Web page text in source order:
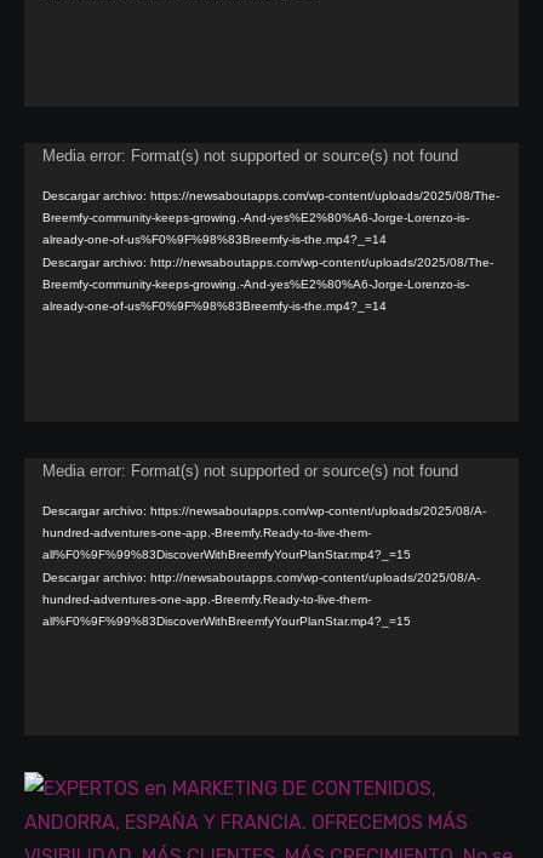
Reproductor
de
vídeo
Media error: Format(s) not supported or source(s) not found
Descargar archivo: https://newsaboutapps.com/wp-content/uploads/2025/08/The-
Breemfy-community-keeps-growing.-And-yes%E2%80%A6-Jorge-Lorenzo-is-
already-one-of-us%F0%9F%98%83Breemfy-is-the.mp4?_=14
Descargar archivo: http://newsaboutapps.com/wp-content/uploads/2025/08/The-
Breemfy-community-keeps-growing.-And-yes%E2%80%A6-Jorge-Lorenzo-is-
already-one-of-us%F0%9F%98%83Breemfy-is-the.mp4?_=14
Reproductor
de
vídeo
Media error: Format(s) not supported or source(s) not found
Descargar archivo: https://newsaboutapps.com/wp-content/uploads/2025/08/A-
hundred-adventures-one-app.-Breemfy.Ready-to-live-them-
all%F0%9F%99%83DiscoverWithBreemfyYourPlanStar.mp4?_=15
Descargar archivo: http://newsaboutapps.com/wp-content/uploads/2025/08/A-
hundred-adventures-one-app.-Breemfy.Ready-to-live-them-
all%F0%9F%99%83DiscoverWithBreemfyYourPlanStar.mp4?_=15